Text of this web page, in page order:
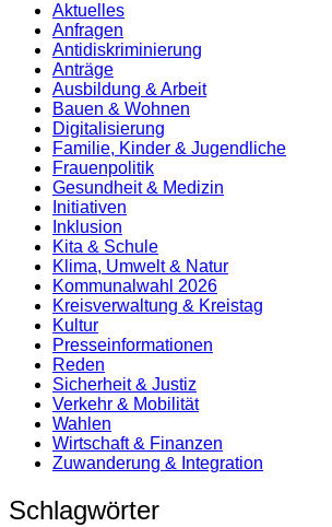
Aktuelles
Anfragen
Antidiskrimi­nierung
Anträge
Ausbildung & Arbeit
Bauen & Wohnen
Digitalisierung
Familie, Kinder & Jugendliche
Frauenpolitik
Gesundheit & Medizin
Initiativen
Inklusion
Kita & Schule
Klima, Umwelt & Natur
Kommunalwahl 2026
Kreisverwaltung & Kreistag
Kultur
Presse­informationen
Reden
Sicherheit & Justiz
Verkehr & Mobilität
Wahlen
Wirtschaft & Finanzen
Zuwanderung & Integration
Schlagwörter